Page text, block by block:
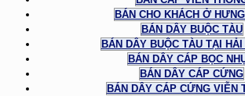
BÁN CHO KHÁCH Ở
BÁN DÂY BUỘC TÀU
BÁN DÂY BUỘC TÀU TẠI HẢI
BÁN DÂY CÁP BỌC
BÁN DÂY CÁP CỨNG
BÁN DÂY CÁP CỨNG VIỄN